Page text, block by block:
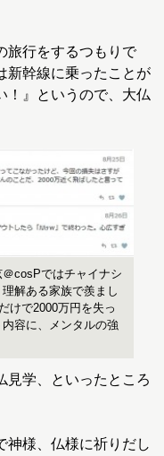
旅行をするつもりで
新幹線に乗ったことが
！』というので、大仏
cosPではチャイナシ
解ある家族で羨まし
けで2000万円を失っ
容に、メンタルの強
学、といったところ
神様、仏様に祈りだし